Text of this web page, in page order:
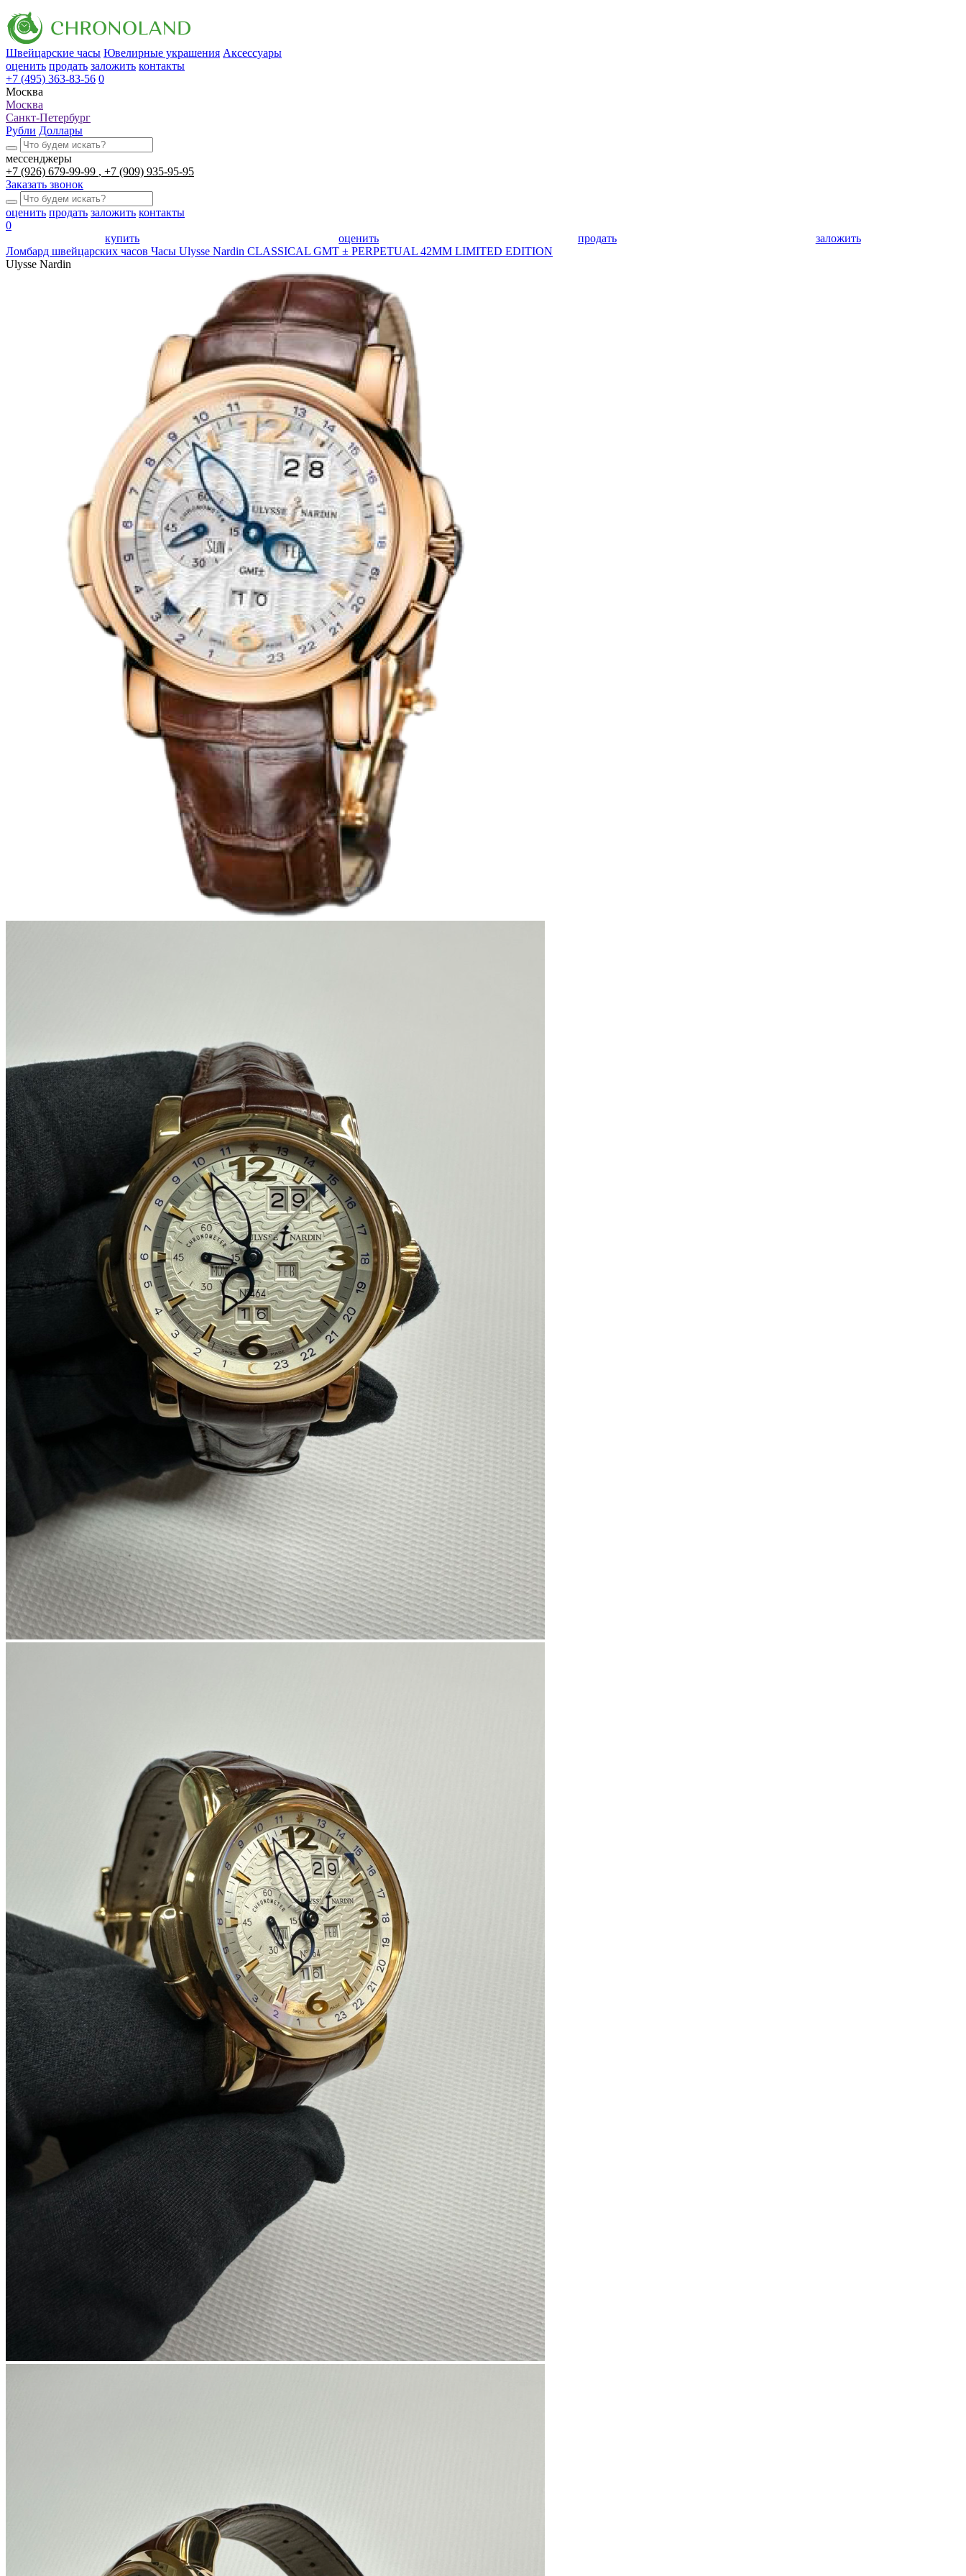
Швейцарские часы Ювелирные украшения Аксессуары
оценить продать заложить контакты
+7 (495) 363-83-56 0
Москва
Москва
Санкт-Петербург
Рубли Доллары
мессенджеры
+7 (926) 679-99-99
+7 (909) 935-95-95
Заказать звонок
оценить продать заложить контакты
0
купить
оценить продать
заложить
Ломбард швейцарских часов Часы Ulysse Nardin CLASSICAL GMT ± PERPETUAL 42MM LIMITED EDITION
Ulysse Nardin